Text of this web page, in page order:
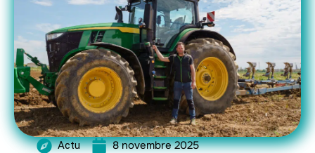
Actu 8 novembre 2025